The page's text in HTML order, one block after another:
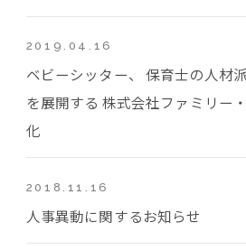
2019.04.16
ベビーシッター、 保育士の人材
を展開する 株式会社ファミリー
化
2018.11.16
人事異動に関するお知らせ